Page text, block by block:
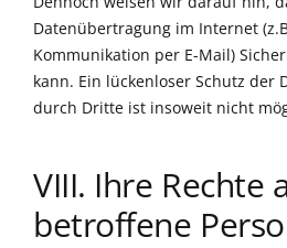
Datenübertragung im Internet
Kommunikation per E-Mail)
kann. Ein lückenloser Schutz der
durch Dritte ist insoweit nicht
VIII. Ihre Rechte
betroffene